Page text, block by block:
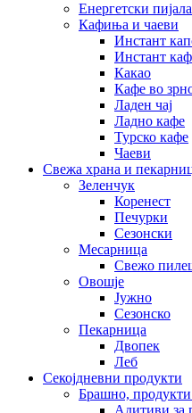
Енергетски
Кафиња и чаеви
Инстант
Инстант
Какао
Кафе во
Ладен чај
Ладно кафе
Турско кафе
Чаеви
Свежа храна и
Зеленчук
Коренест
Печурки
Сезонски
Месарница
Свежо
Овошје
Јужно
Сезонско
Пекарница
Двопек
Леб
Секојдневни продукти
Брашно,
Адитиви за